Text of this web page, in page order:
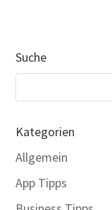
Suche
Kategorien
Allgemein
App Tipps